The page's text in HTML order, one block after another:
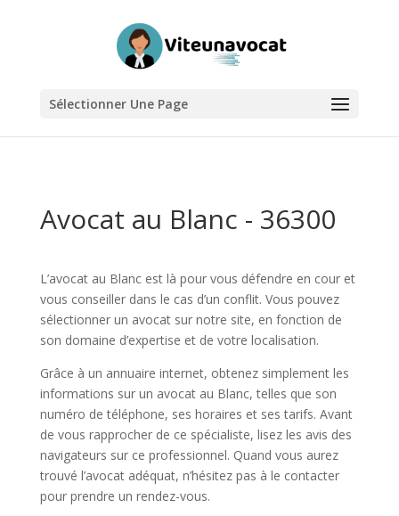
Sélectionner Une Page
Avocat au Blanc - 36300
L’avocat au Blanc est là pour vous défendre en cour et
vous conseiller dans le cas d’un conflit. Vous pouvez
sélectionner un avocat sur notre site, en fonction de
son domaine d’expertise et de votre localisation.
Grâce à un annuaire internet, obtenez simplement les
informations sur un avocat au Blanc, telles que son
numéro de téléphone, ses horaires et ses tarifs. Avant
de vous rapprocher de ce spécialiste, lisez les avis des
navigateurs sur ce professionnel. Quand vous aurez
trouvé l’avocat adéquat, n’hésitez pas à le contacter
pour prendre un rendez-vous.